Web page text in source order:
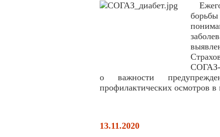
СОГАЗ-
о важности
профилактических осмотров
13.11.2020